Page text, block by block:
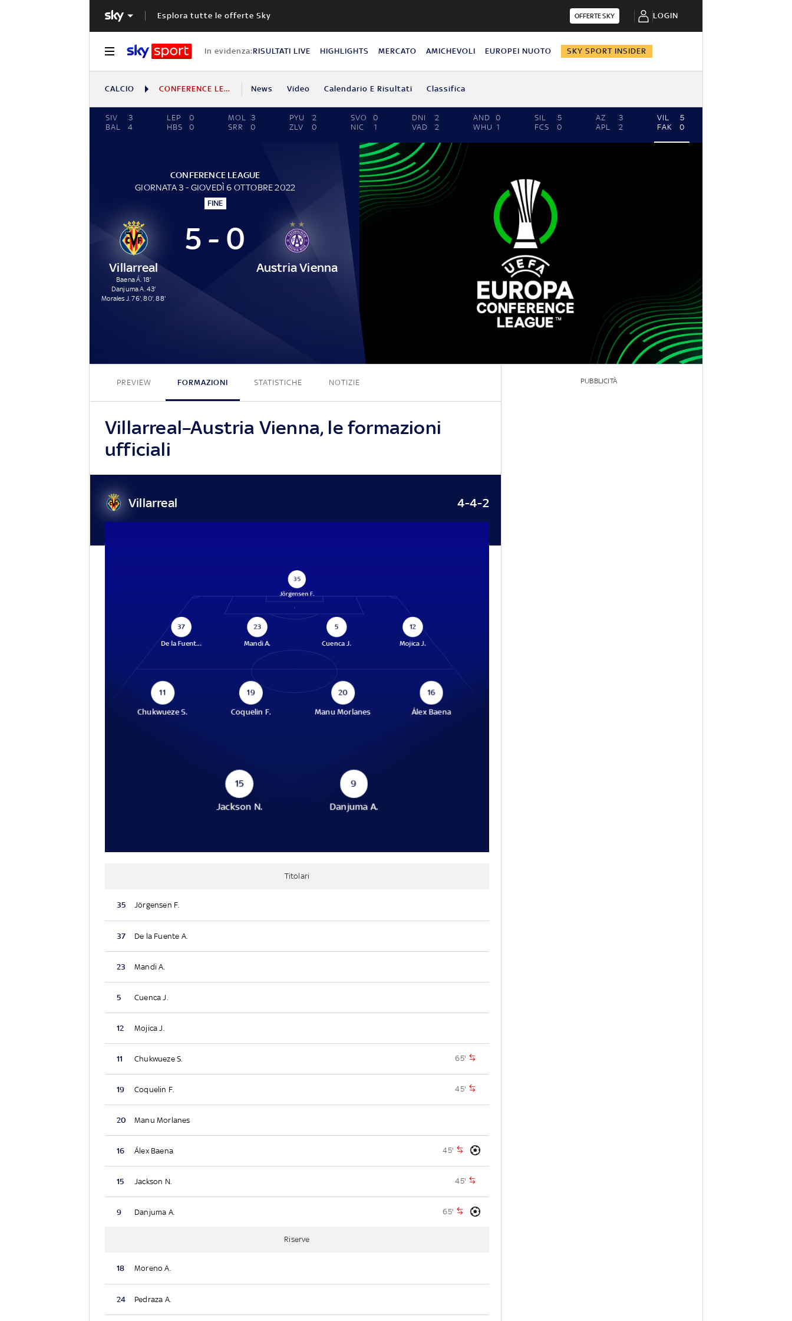
Esplora tutte le offerte Sky OFFERTE SKY LOGIN
In evidenza:RISULTATI LIVE HIGHLIGHTS MERCATO AMICHEVOLI EUROPEI NUOTO SKY SPORT INSIDER
CALCIO CONFERENCE LEAGUE News Video Calendario E Risultati Classifica
SIV
3
BAL
4
LEP
0
HBS
0
MOL
3
SRR
0
PYU
2
ZLV
0
SVO
0
NIC
1
DNI
2
VAD
2
AND
0
WHU 1
SIL
5
FCS
0
AZ
3
APL
2
VIL
5
FAK
0
CONFERENCE LEAGUE
GIORNATA 3 - GIOVEDÌ 6 OTTOBRE 2022
FINE
Villarreal
Baena Á. 18'
Danjuma A. 43'
Morales J. 76', 80', 88'
5 - 0
Austria Vienna
PREVIEW FORMAZIONI STATISTICHE NOTIZIE
Villarreal–Austria Vienna, le formazioni
ufficiali
Villarreal 4-4-2
35
Jörgensen F.
37
De la Fuent...
23
Mandi A.
5
Cuenca J.
12
Mojica J.
11
Chukwueze S.
19
Coquelin F.
20
Manu Morlanes
16
Álex Baena
15
Jackson N.
9
Danjuma A.
Titolari
35 Jörgensen F.
37 De la Fuente A.
23 Mandi A.
5 Cuenca J.
12 Mojica J.
11 Chukwueze S. 65'
19 Coquelin F. 45'
20 Manu Morlanes
16 Álex Baena 45'
15 Jackson N. 45'
9 Danjuma A. 65'
Riserve
18 Moreno A.
24 Pedraza A.
PUBBLICITÀ